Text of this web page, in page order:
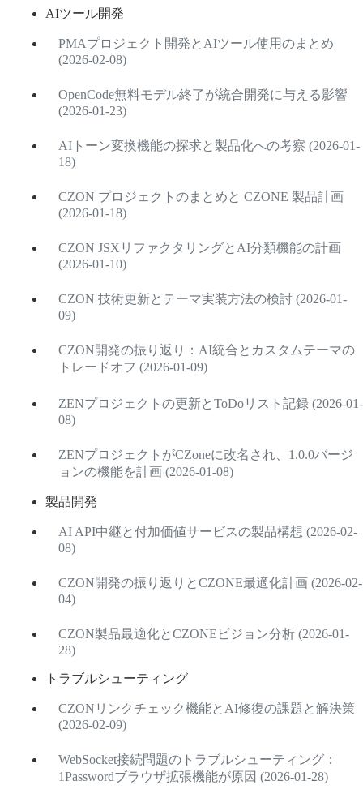
AIツール開発
PMAプロジェクト開発とAIツール使用のまとめ
(2026-02-08)
OpenCode無料モデル終了が統合開発に与える影響
(2026-01-23)
AIトーン変換機能の探求と製品化への考察 (2026-01-
18)
CZON プロジェクトのまとめと CZONE 製品計画
(2026-01-18)
CZON JSXリファクタリングとAI分類機能の計画
(2026-01-10)
CZON 技術更新とテーマ実装方法の検討 (2026-01-
09)
CZON開発の振り返り：AI統合とカスタムテーマの
トレードオフ (2026-01-09)
ZENプロジェクトの更新とToDoリスト記録 (2026-01-
08)
ZENプロジェクトがCZoneに改名され、1.0.0バージ
ョンの機能を計画 (2026-01-08)
製品開発
AI API中継と付加価値サービスの製品構想 (2026-02-
08)
CZON開発の振り返りとCZONE最適化計画 (2026-02-
04)
CZON製品最適化とCZONEビジョン分析 (2026-01-
28)
トラブルシューティング
CZONリンクチェック機能とAI修復の課題と解決策
(2026-02-09)
WebSocket接続問題のトラブルシューティング：
1Passwordブラウザ拡張機能が原因 (2026-01-28)